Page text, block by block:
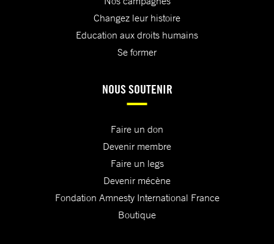
Changez leur histoire
Education aux droits humains
Se former
NOUS SOUTENIR
Faire un don
Devenir membre
Faire un legs
Devenir mécène
Fondation Amnesty International France
Boutique